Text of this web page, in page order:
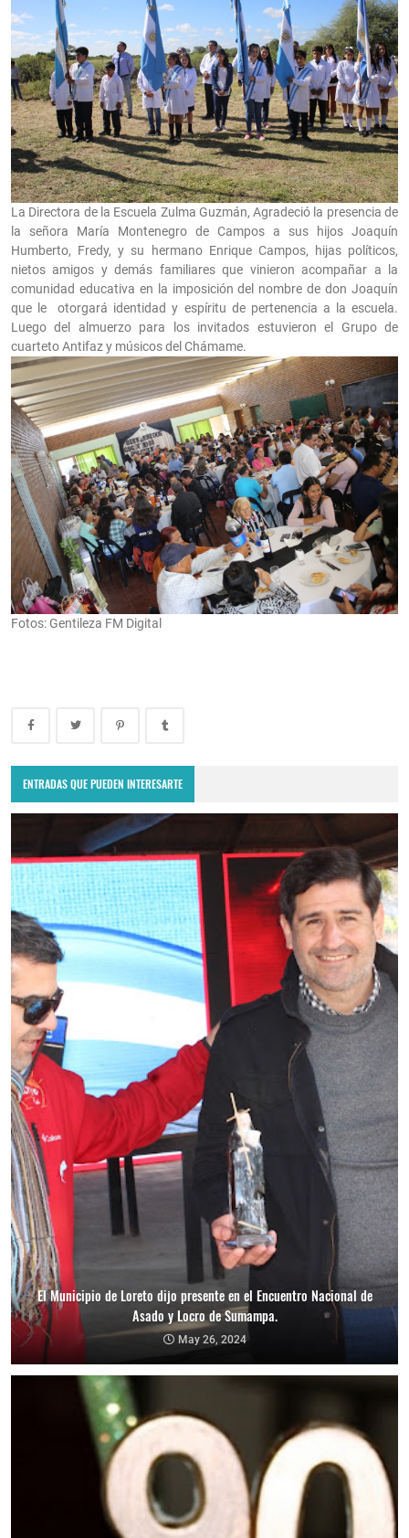
La Directora de la Escuela Zulma Guzmán, Agradeció la presencia de
la señora María Montenegro de Campos a sus hijos Joaquín
Humberto, Fredy, y su hermano Enrique Campos, hijas políticos,
nietos amigos y demás familiares que vinieron acompañar a la
comunidad educativa en la imposición del nombre de don Joaquín
que le otorgará identidad y espíritu de pertenencia a la escuela.
Luego del almuerzo para los invitados estuvieron el Grupo de
cuarteto Antifaz y músicos del Chámame.
Fotos: Gentileza FM Digital
ENTRADAS QUE PUEDEN INTERESARTE
El Municipio de Loreto dijo presente en el Encuentro Nacional de
Asado y Locro de Sumampa.
May 26, 2024